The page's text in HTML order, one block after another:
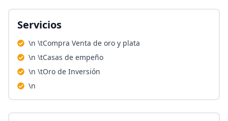
Servicios
\n \tCompra Venta de oro y plata
\n \tCasas de empeño
\n \tOro de Inversión
\n